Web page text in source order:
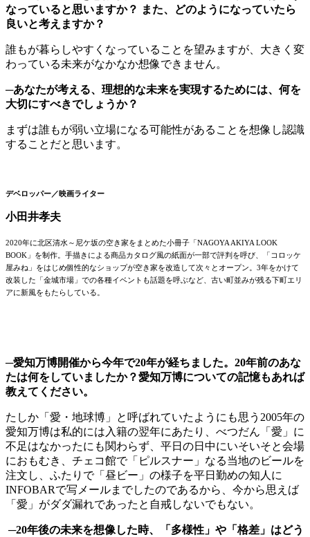
なっていると思いますか？ また、どのようになっていたら
良いと考えますか？
誰もが暮らしやすくなっていることを望みますが、大きく変
わっている未来がなかなか想像できません。
─あなたが考える、理想的な未来を実現するためには、何を
大切にすべきでしょうか？
まずは誰もが弱い立場になる可能性があることを想像し認識
することだと思います。
デベロッパー／映画ライター
小田井孝夫
2020年に北区清水～尼ケ坂の空き家をまとめた小冊子「NAGOYA AKIYA LOOK
BOOK」を制作。手描きによる商品カタログ風の紙面が一部で評判を呼び、「コロッケ
屋みね」をはじめ個性的なショップが空き家を改造して次々とオープン。3年をかけて
改装した「金城市場」での各種イベントも話題を呼ぶなど、古い町並みが残る下町エリ
アに新風をもたらしている。
─愛知万博開催から今年で20年が経ちました。20年前のあな
たは何をしていましたか？愛知万博についての記憶もあれば
教えてください。
たしか「愛・地球博」と呼ばれていたようにも思う2005年の
愛知万博は私的には入籍の翌年にあたり、べつだん「愛」に
不足はなかったにも関わらず、平日の日中にいそいそと会場
におもむき、チェコ館で「ピルスナー」なる当地のビールを
注文し、ふたりで「昼ビー」の様子を平日勤めの知人に
INFOBARで写メールまでしたのであるから、今から思えば
「愛」がダダ漏れであったと自戒しないでもない。
─20年後の未来を想像した時、「多様性」や「格差」はどう